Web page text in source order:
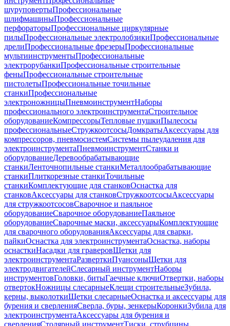
шуруповертыПрофессиональные
шлифмашиныПрофессиональные
перфораторыПрофессиональные циркулярные
пилыПрофессиональные электролобзикиПрофессиональные
дрелиПрофессиональные фрезерыПрофессиональные
мультиинструментыПрофессиональные
электрорубанкиПрофессиональные строительные
феныПрофессиональные строительные
пистолетыПрофессиональные точильные
станкиПрофессиональные
электроножницыПневмоинструментНаборы
профессионального электроинструментаСтроительное
оборудованиеКомпрессорыТепловые пушкиПылесосы
профессиональныеСтружкоотсосыДомкратыАксессуары для
компрессоров, пневмосистемСистемы пылеудаления для
электроинструментаПневмоинструментСтанки и
оборудованиеДеревообрабатывающие
станкиЛенточнопильные станкиМеталлообрабатывающие
станкиПлиткорезные станкиТочильные
станкиКомплектующие для станковОснастка для
станковАксессуары для станковСтружкоотсосыАксессуары
для стружкоотсосовСварочное и паяльное
оборудованиеСварочное оборудованиеПаяльное
оборудованиеСварочные маски, аксессуарыКомплектующие
для сварочного оборудованияАксессуары для сварки,
пайкиОснастка для электроинструментаОснастка, наборы
оснасткиНасадки для граверовЩетки для
электроинструментаРазверткиПуансоныЩетки для
электродвигателейСлесарный инструментНаборы
инструментовГоловки, битыГаечные ключиОтвертки, наборы
отвертокНожницы слесарныеКлещи строительныеЗубила,
керны, выколоткиЩетки слесарныеОснастка и аксессуары для
бурения и сверленияСверла, буры, зенкерыКоронкиЗубила для
электроинструментаАксессуары для бурения и
сверленияСтолярный инструментТиски, струбцины,